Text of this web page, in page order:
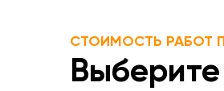
СТОИМОСТЬ РАБОТ